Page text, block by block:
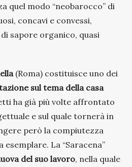
quel modo “neobarocco” di
concavi e convessi,
sapore organico, quasi
(Roma) costituisce uno dei
sul tema della casa
ha già più volte affrontato
e sul quale tornerà in
però la compiutezza
La “Saracena”
del suo lavoro, nella quale